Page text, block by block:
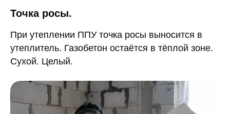
Точка росы.
При утеплении ППУ точка росы выносится в
утеплитель. Газобетон остаётся в тёплой зоне.
Сухой. Целый.